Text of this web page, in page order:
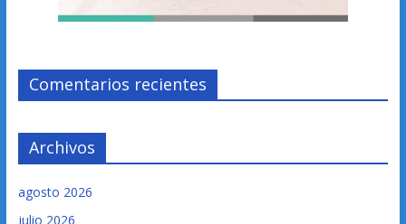
Comentarios recientes
Archivos
agosto 2026
julio 2026